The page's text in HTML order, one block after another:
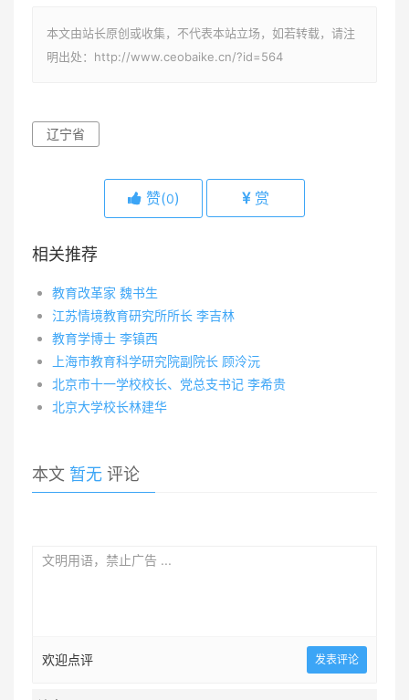
本文由站长原创或收集，不代表本站立场，如若转载，请注
明出处：http://www.ceobaike.cn/?id=564
辽宁省
赞(0) 赏
相关推荐
教育改革家 魏书生
江苏情境教育研究所所长 李吉林
教育学博士 李镇西
上海市教育科学研究院副院长 顾泠沅
北京市十一学校校长、党总支书记 李希贵
北京大学校长林建华
本文 暂无 评论
欢迎点评